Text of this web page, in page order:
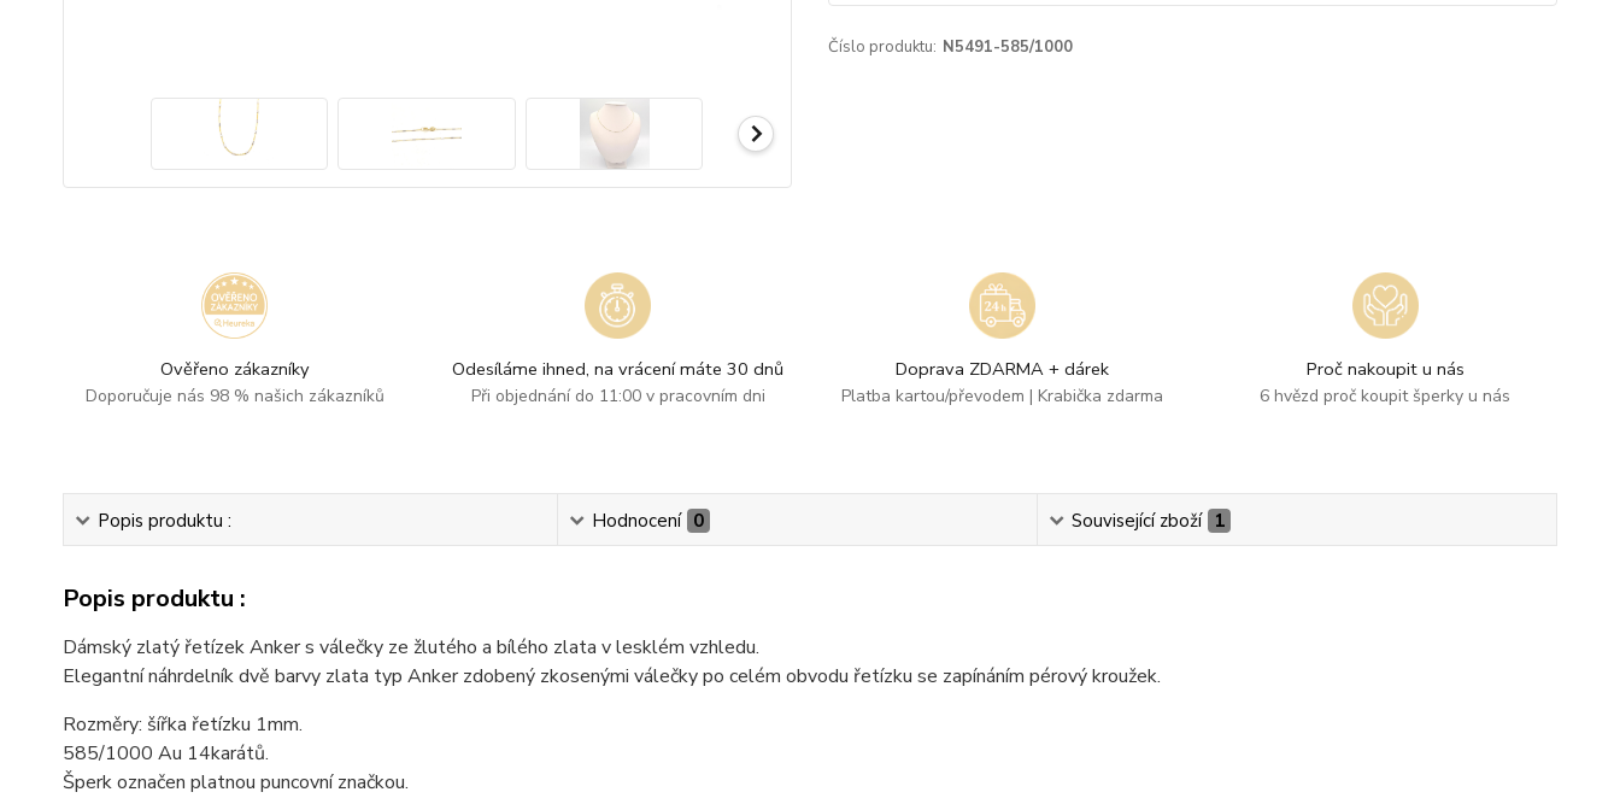
Číslo produktu: N5491-585/1000
Ověřeno zákazníky
Doporučuje nás 98 % našich zákazníků
Odesíláme ihned, na vrácení máte 30 dnů
Při objednání do 11:00 v pracovním dni
Doprava ZDARMA + dárek
Platba kartou/převodem | Krabička zdarma
Proč nakoupit u nás
6 hvězd proč koupit šperky u nás
Popis produktu : Hodnocení 0 Související zboží 1
Popis produktu :
Dámský zlatý řetízek Anker s válečky ze žlutého a bílého zlata v lesklém vzhledu.
Elegantní náhrdelník dvě barvy zlata typ Anker zdobený zkosenými válečky po celém obvodu řetízku se zapínáním pérový kroužek.
Rozměry: šířka řetízku 1mm.
585/1000 Au 14karátů.
Šperk označen platnou puncovní značkou.